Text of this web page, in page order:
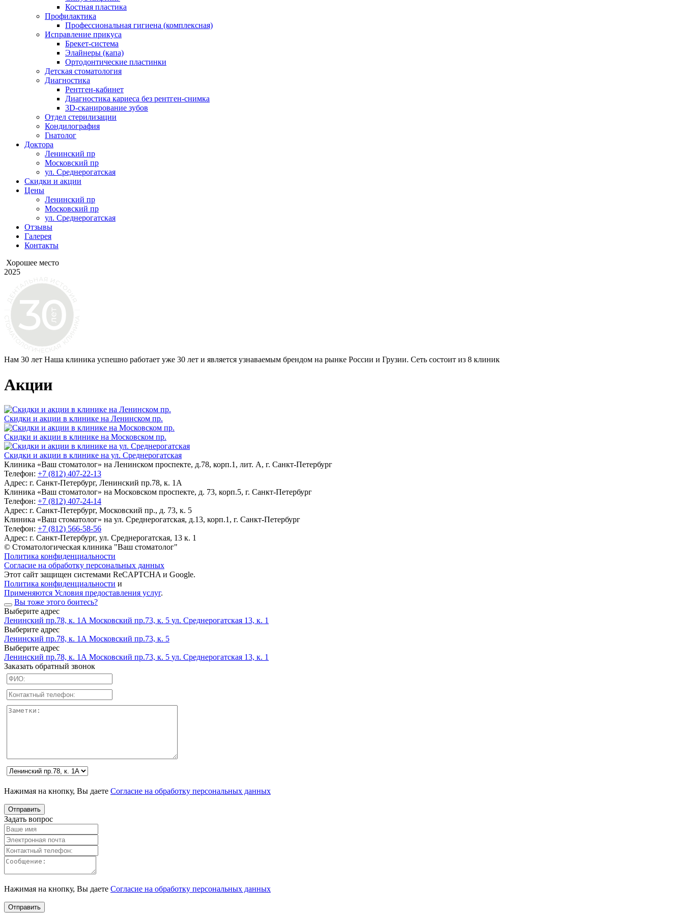
Костная пластика
Профилактика
Профессиональная гигиена (комплексная)
Исправление прикуса
Брекет-система
Элайнеры (капа)
Ортодонтические пластинки
Детская стоматология
Диагностика
Рентген-кабинет
Диагностика кариеса без рентген-снимка
3D-сканирование зубов
Отдел стерилизации
Кондилография
Гнатолог
Доктора
Ленинский пр
Московский пр
ул. Среднерогатская
Скидки и акции
Цены
Ленинский пр
Московский пр
ул. Среднерогатская
Отзывы
Галерея
Контакты
Хорошее место
2025
Нам 30 лет Наша клиника успешно работает уже 30 лет и является узнаваемым брендом на рынке России и Грузии. Сеть состоит из 8 клиник
Акции
Скидки и акции в клинике на Ленинском пр.
Скидки и акции в клинике на Московском пр.
Скидки и акции в клинике на ул. Среднерогатская
Клиника «Ваш стоматолог» на Ленинском проспекте, д.78, корп.1, лит. А, г. Санкт-Петербург
Телефон: +7 (812) 407-22-13
Адрес: г. Санкт-Петербург, Ленинский пр.78, к. 1А
Клиника «Ваш стоматолог» на Московском проспекте, д. 73, корп.5, г. Санкт-Петербург
Телефон: +7 (812) 407-24-14
Адрес: г. Санкт-Петербург, Московский пр., д. 73, к. 5
Клиника «Ваш стоматолог» на ул. Среднерогатская, д.13, корп.1, г. Санкт-Петербург
Телефон: +7 (812) 566-58-56
Адрес: г. Санкт-Петербург, ул. Среднерогатская, 13 к. 1
© Стоматологическая клиника "Ваш стоматолог"
Политика конфиденциальности
Согласие на обработку персональных данных
Этот сайт защищен системами ReCAPTCHA и Google.
Политика конфиденциальности и
Применяются Условия предоставления услуг.
Вы тоже этого боитесь?
Выберите адрес
Ленинский пр.78, к. 1А Московский пр.73, к. 5 ул. Среднерогатская 13, к. 1
Выберите адрес
Ленинский пр.78, к. 1А Московский пр.73, к. 5
Выберите адрес
Ленинский пр.78, к. 1А Московский пр.73, к. 5 ул. Среднерогатская 13, к. 1
Заказать обратный звонок
Нажимая на кнопку, Вы даете Согласие на обработку персональных данных
Задать вопрос
Нажимая на кнопку, Вы даете Согласие на обработку персональных данных